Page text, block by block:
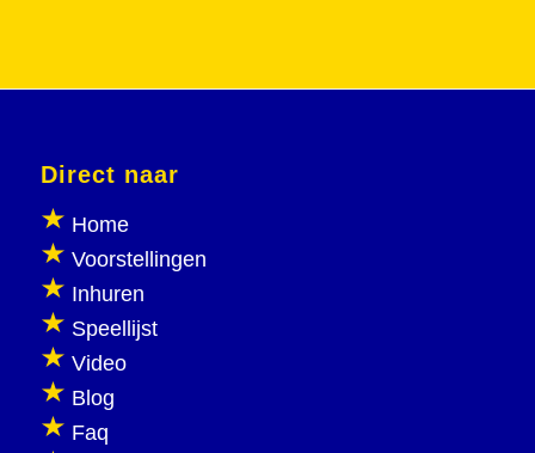
Direct naar
Home
Voorstellingen
Inhuren
Speellijst
Video
Blog
Faq